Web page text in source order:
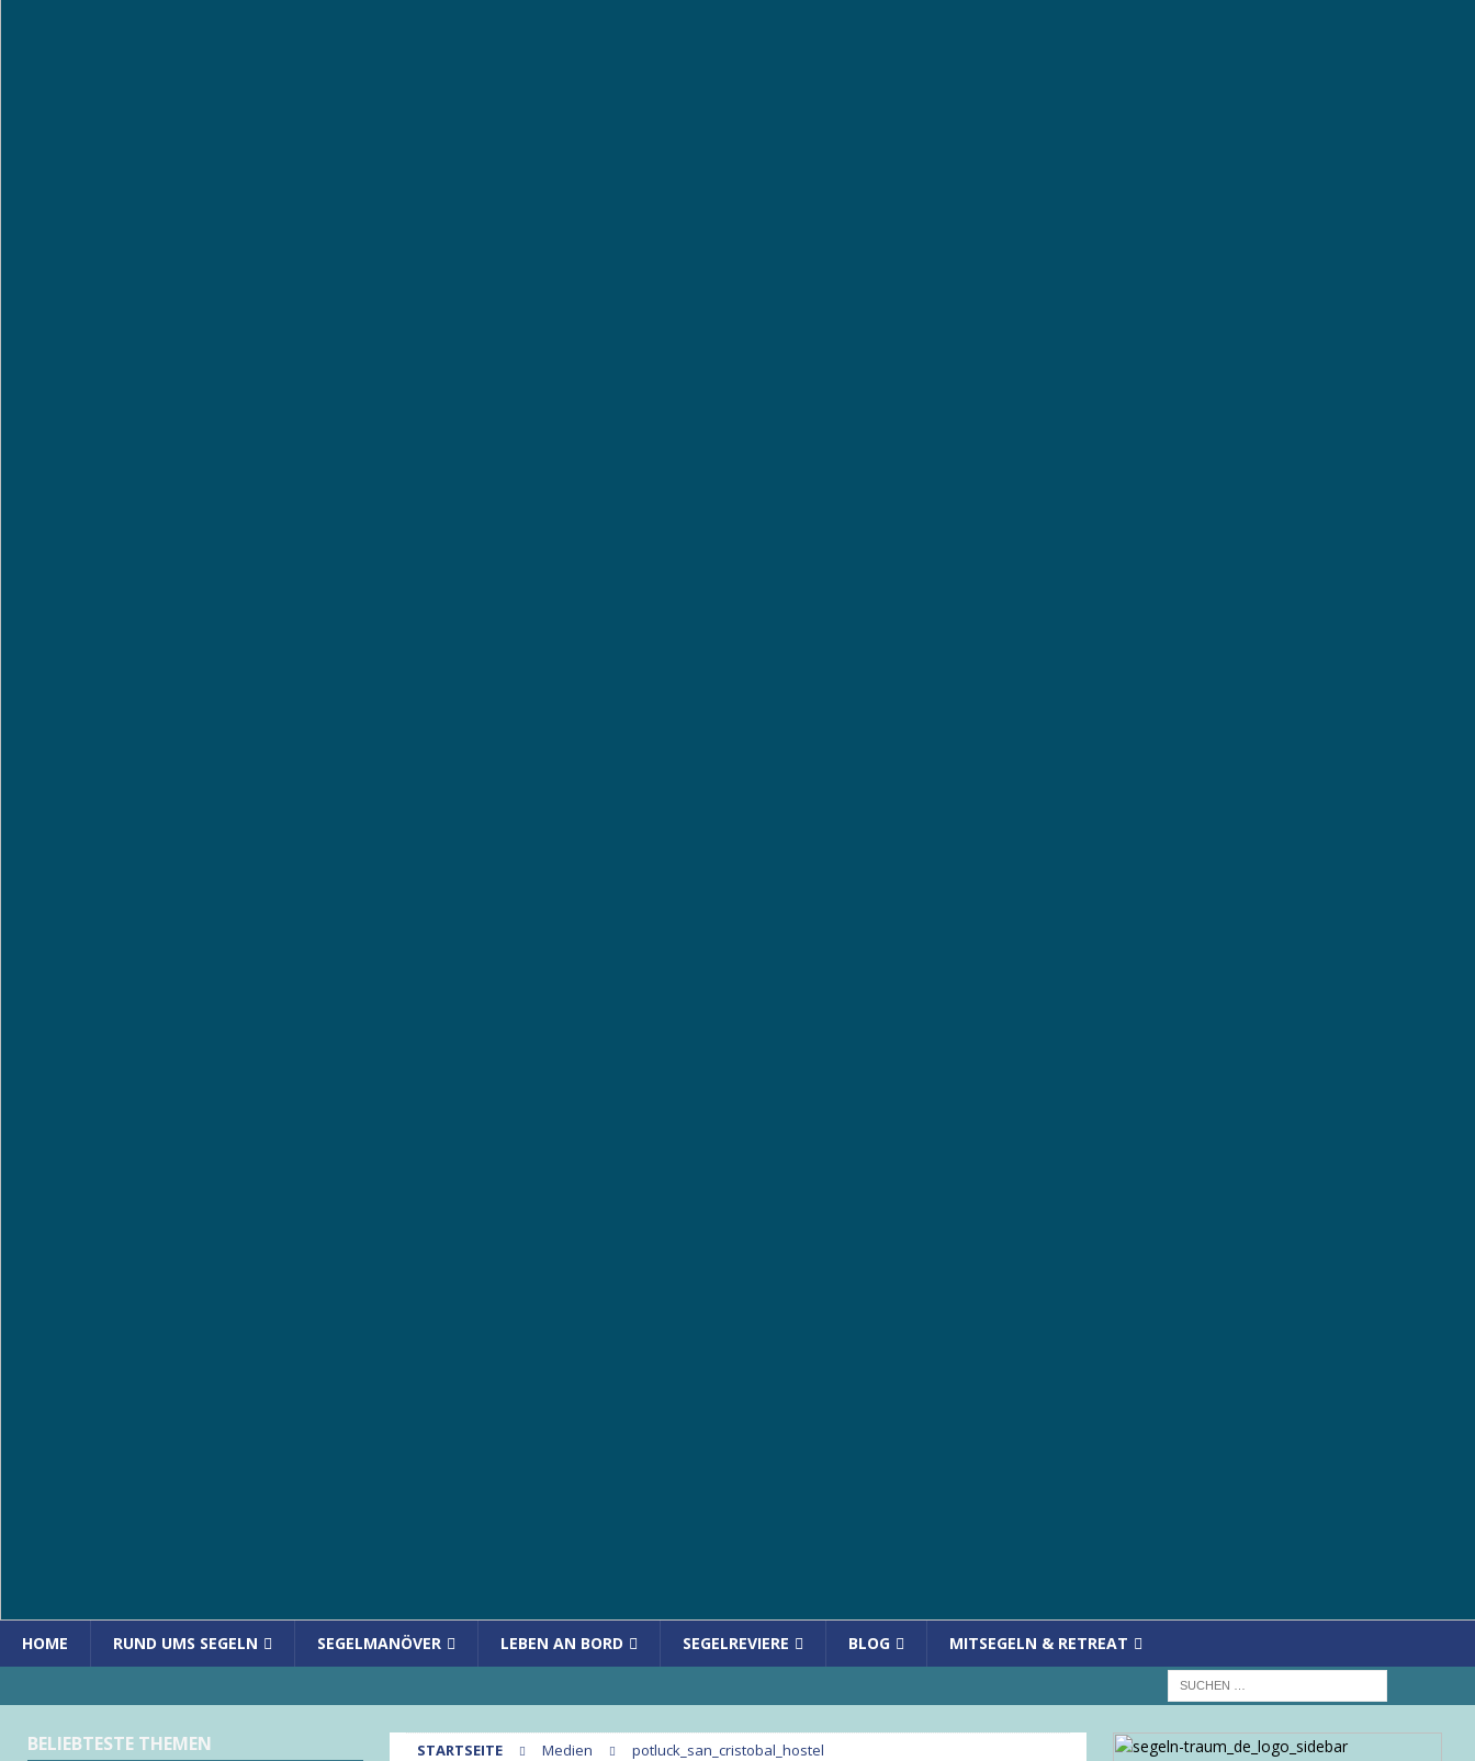
HOME RUND UMS SEGELN SEGELMANÖVER LEBEN AN BORD SEGELREVIERE BLOG MITSEGELN & RETREAT
STARTSEITE Medien potluck_san_cristobal_hostel
BELIEBTESTE THEMEN